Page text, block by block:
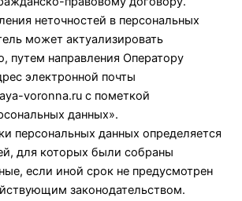
неточностей в персональных
может актуализировать
путем направления Оператору
электронной почты
voronna.ru с пометкой
данных».
персональных данных определяется
для которых были собраны
если иной срок не предусмотрен
законодательством.